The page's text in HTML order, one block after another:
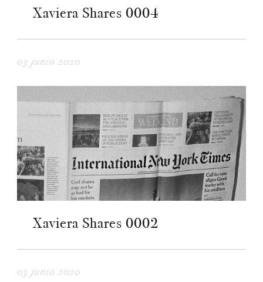
Xaviera Shares 0004
03 junio 2020
Xaviera Shares 0002
03 junio 2020